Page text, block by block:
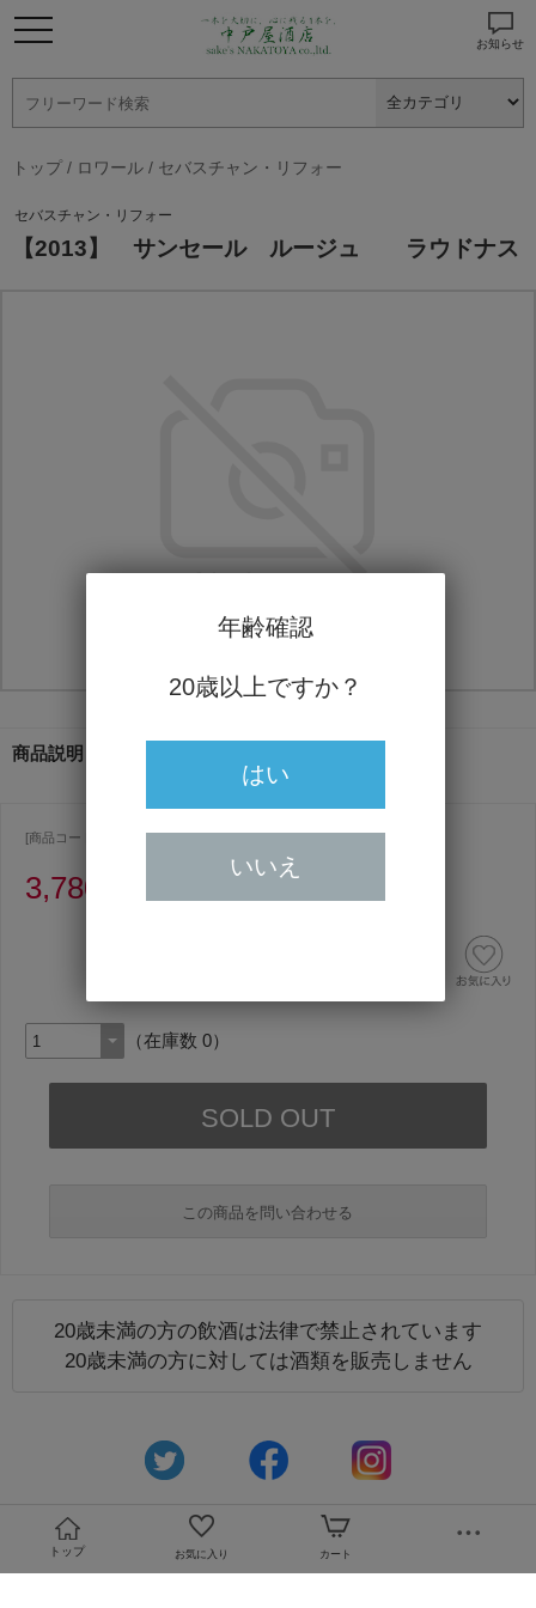
お知らせ
トップ/ ロワール / セバスチャン・リフォー
セバスチャン・リフォー
【2013】 サンセール ルージュ ラウドナス
商品説明
[商品コード ] 3783
3,780円
（在庫数 0）
この商品を問い合わせる
必須
20歳未満の方の飲酒は法律で禁止されています
20歳未満の方に対しては酒類を販売しません
トップ お気に入り カート
年齢確認
20歳以上ですか？
はい
いいえ